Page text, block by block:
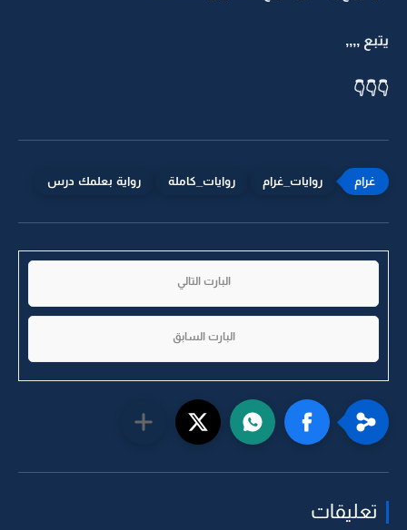
يتبع ,,,,
👇👇👇
روايات_غرام روايات_كاملة رواية بعلمك درس
البارت التالي
البارت السابق
تعليقات